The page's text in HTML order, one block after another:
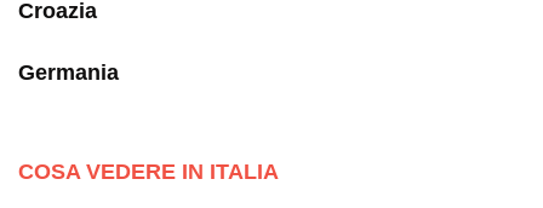
Croazia
Germania
COSA VEDERE IN ITALIA